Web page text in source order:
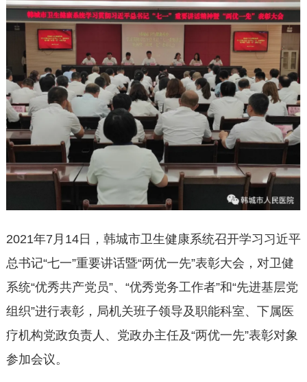
2021年7月14日，韩城市卫生健康系统召开学习习近平
总书记“七一”重要讲话暨“两优一先”表彰大会，对卫健
系统“优秀共产党员”、“优秀党务工作者”和“先进基层党
组织”进行表彰，局机关班子领导及职能科室、下属医
疗机构党政负责人、党政办主任及“两优一先”表彰对象
参加会议。